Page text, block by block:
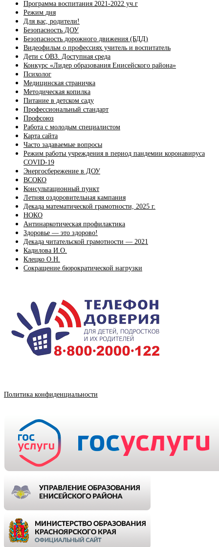
Программа воспитания 2021-2022 уч.г
Режим дня
Для вас, родители!
Безопасность ДОУ
Безопасность дорожного движения (БДД)
Видеофильм о профессиях учитель и воспитатель
Дети с ОВЗ. Доступная среда
Конкурс «Лидер образования Енисейского района»
Психолог
Медицинская страничка
Методическая копилка
Питание в детском саду
Профессиональный стандарт
Профсоюз
Работа с молодым специалистом
Карта сайта
Часто задаваемые вопросы
Режим работы учреждения в период пандемии коронавируса
COVID-19
Энергосбережение в ДОУ
ВСОКО
Консультационный пункт
Летняя оздоровительная кампания
Декада математической грамотности, 2025 г.
НОКО
Антинаркотическая профилактика
Здоровье — это здорово!
Декада читательской грамотности — 2021
Кадилова И.О.
Клецко О.Н.
Сокращение бюрократической нагрузки
Политика конфиденциальности